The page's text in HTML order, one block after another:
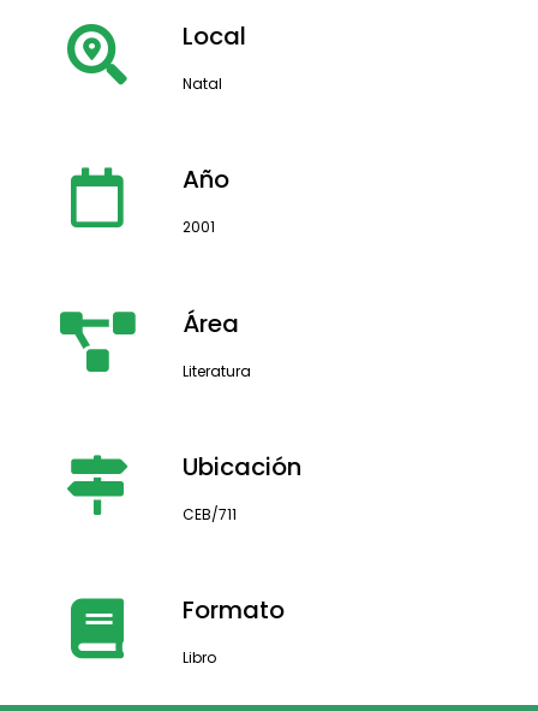
Local
Natal
Año
2001
Área
Literatura
Ubicación
CEB/711
Formato
Libro